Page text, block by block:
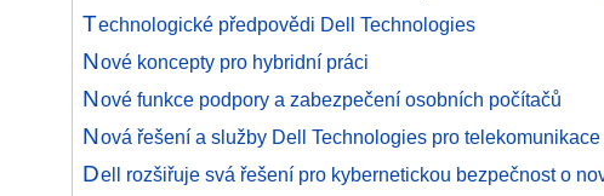
Technologické předpovědi Dell Technologies
Nové koncepty pro hybridní práci
Nové funkce podpory a zabezpečení osobních počítačů
Nová řešení a služby Dell Technologies pro telekomunikace
Dell rozšiřuje svá řešení pro kybernetickou bezpečnost o